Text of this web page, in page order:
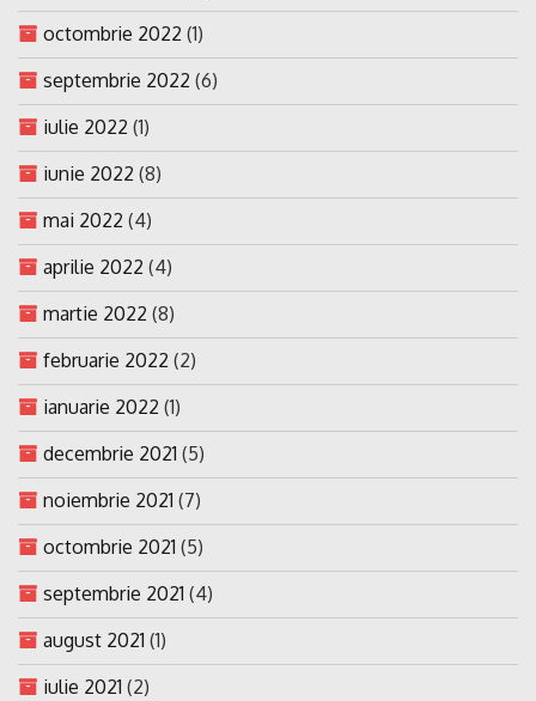
octombrie 2022 (1)
septembrie 2022 (6)
iulie 2022 (1)
iunie 2022 (8)
mai 2022 (4)
aprilie 2022 (4)
martie 2022 (8)
februarie 2022 (2)
ianuarie 2022 (1)
decembrie 2021 (5)
noiembrie 2021 (7)
octombrie 2021 (5)
septembrie 2021 (4)
august 2021 (1)
iulie 2021 (2)